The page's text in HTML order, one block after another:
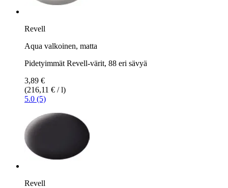
Revell
Aqua valkoinen, matta
Pidetyimmät Revell-värit, 88 eri sävyä
3,89 €
(216,11 € / l)
5.0 (5)
Revell